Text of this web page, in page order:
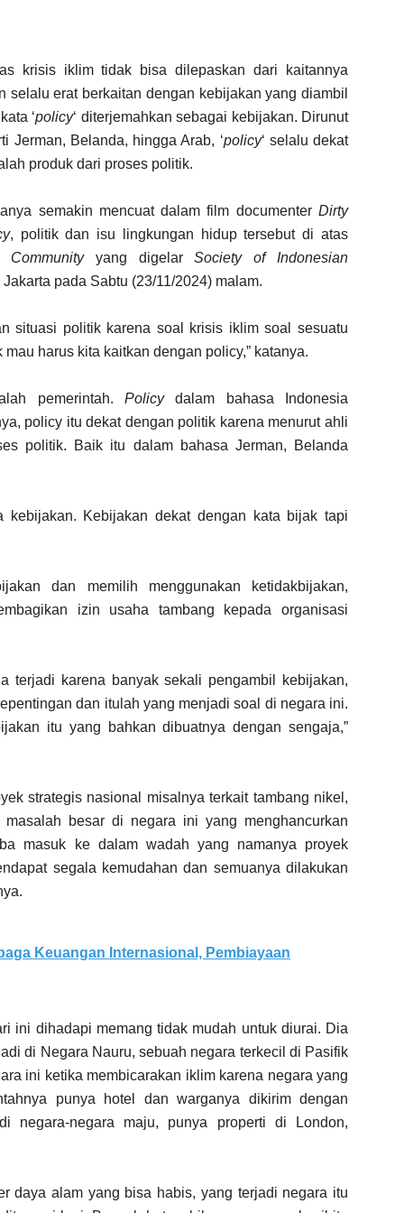
krisis iklim tidak bisa dilepaskan dari kaitannya
erat berkaitan dengan kebijakan yang diambil
‘policy‘ diterjemahkan sebagai kebijakan. Dirunut
Jerman, Belanda, hingga Arab, ‘policy‘ selalu dekat
produk dari proses politik.
semakin mencuat dalam film documenter Dirty
, politik dan isu lingkungan hidup tersebut di atas
Community yang digelarSociety of Indonesian
pada Sabtu (23/11/2024) malam.
situasi politik karena soal krisis iklim soal sesuatu
harus kita kaitkan dengan policy,” katanya.
pemerintah.Policydalam bahasa Indonesia
policy itu dekat dengan politik karena menurut ahli
politik. Baik itu dalam bahasa Jerman, Belanda
kebijakan. Kebijakan dekat dengan kata bijak tapi
dan memilih menggunakan ketidakbijakan,
izin usaha tambang kepada organisasi
terjadi karena banyak sekali pengambil kebijakan,
dan itulah yang menjadi soal di negara ini.
itu yang bahkan dibuatnya dengan sengaja,”
strategis nasional misalnya terkait tambang nikel,
besar di negara ini yang menghancurkan
masuk ke dalam wadah yang namanya proyek
segala kemudahan dan semuanya dilakukan
Keuangan Internasional, Pembiayaan
ini dihadapi memang tidak mudah untuk diurai. Dia
di Negara Nauru, sebuah negara terkecil di Pasifik
ini ketika membicarakan iklim karena negara yang
punya hotel dan warganya dikirim dengan
negara-negara maju, punya properti di London,
daya alam yang bisa habis, yang terjadi negara itu